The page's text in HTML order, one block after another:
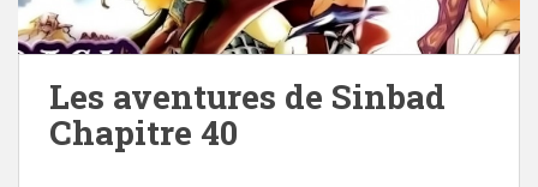
Les aventures de Sinbad
Chapitre 40